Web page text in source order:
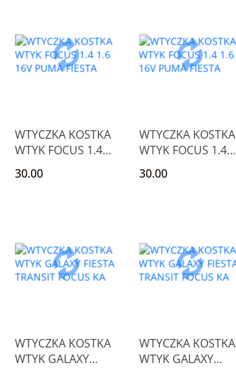
WTYCZKA KOSTKA
WTYK FOCUS 1.4
1.6 16V PUMA
FIESTA
30.00
WTYCZKA KOSTKA
WTYK FOCUS 1.4
1.6 16V PUMA
FIESTA
30.00
WTYCZKA KOSTKA
WTYK GALAXY
WTYCZKA KOSTKA
WTYK GALAXY